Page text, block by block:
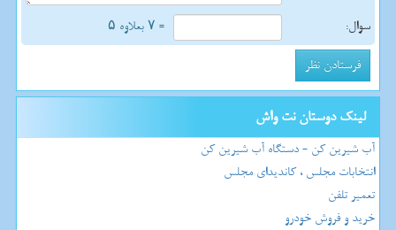
سوال: = ۷ بعلاوه ۵
لینک دوستان نت واش
آب شیرین کن - دستگاه آب شیرین کن
انتخابات مجلس ، کاندیدای مجلس
تعمیر تلفن
خرید و فروش خودرو